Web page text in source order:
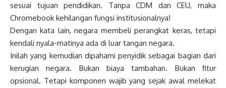
sesuai tujuan pendidikan. Tanpa CDM dan CEU, maka
Chromebook kehilangan fungsi institusionalnya!
Dengan kata lain, negara membeli perangkat keras, tetapi
kendali nyala-matinya ada di luar tangan negara.
Inilah yang kemudian dipahami penyidik sebagai bagian dari
kerugian negara. Bukan biaya tambahan. Bukan fitur
opsional. Tetapi komponen wajib yang sejak awal melekat